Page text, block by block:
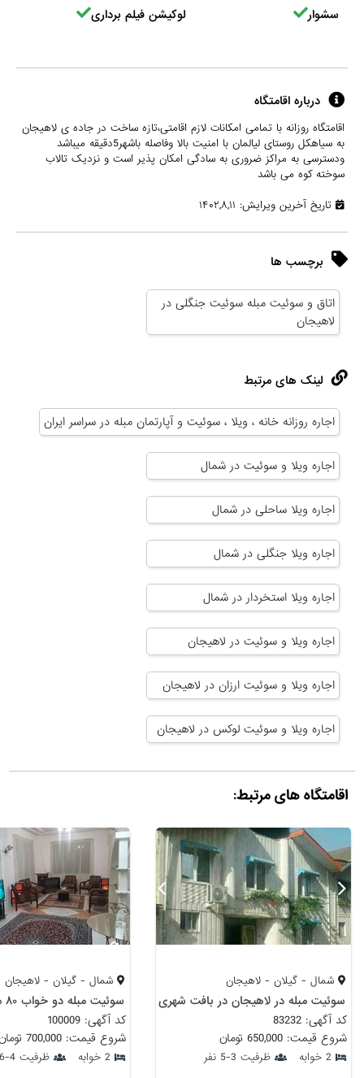
سشوار لوکیشن فیلم برداری
درباره اقامتگاه
اقامتگاه روزانه با تمامی امکانات لازم اقامتی،تازه ساخت در جاده ی لاهیجان
به سیاهکل روستای لیالمان با امنیت بالا وفاصله باشهر5دقیقه میباشد
ودسترسی به مراکز ضروری به سادگی امکان پذیر است و نزدیک تالاب
سوخته کوه می باشد
تاریخ آخرین ویرایش: ۱۴۰۲,۸,۱۱
برچسب ها
اتاق و سوئیت مبله سوئیت جنگلی در
لاهیجان
لینک های مرتبط
اجاره روزانه خانه ، ویلا ، سوئیت و آپارتمان مبله در سراسر ایران
اجاره ویلا و سوئیت در شمال
اجاره ویلا ساحلی در شمال
اجاره ویلا جنگلی در شمال
اجاره ویلا استخردار در شمال
اجاره ویلا و سوئیت در لاهیجان
اجاره ویلا و سوئیت ارزان در لاهیجان
اجاره ویلا و سوئیت لوکس در لاهیجان
اقامتگاه های مرتبط:
شمال - گیلان - لاهیجان
سوئیت مبله در لاهیجان در بافت شهری
کد آگهی: 83232
شروع قیمت: 650,000 تومان
2 خوابه ظرفیت 3-5 نفر
شمال - گیلان - لاهیجان
کد آگهی: 100009
شروع قیمت: 700,000 تومان
2 خوابه ظرفیت 4-6 نفر